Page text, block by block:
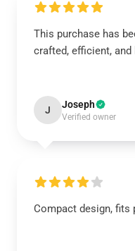
This purchase has
crafted, efficient, and
J Joseph
Verified owner
Compact design, fits